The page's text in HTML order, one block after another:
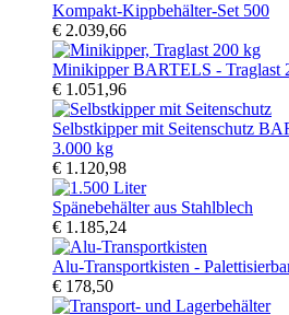
Kompakt-Kippbehälter-Set 500
€ 2.039,66
Minikipper BARTELS - Traglast
€ 1.051,96
Selbstkipper mit Seitenschutz
3.000 kg
€ 1.120,98
Spänebehälter aus Stahlblech
€ 1.185,24
Alu-Transportkisten -
€ 178,50